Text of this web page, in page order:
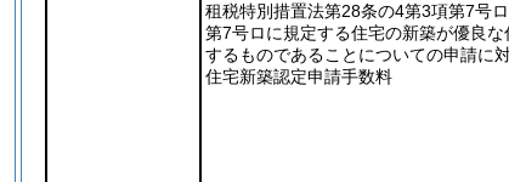
租税特別措置法第28条の4第3項第7号
第7号ロに規定する住宅の新築が優良
するものであることについての申請に
住宅新築認定申請手数料